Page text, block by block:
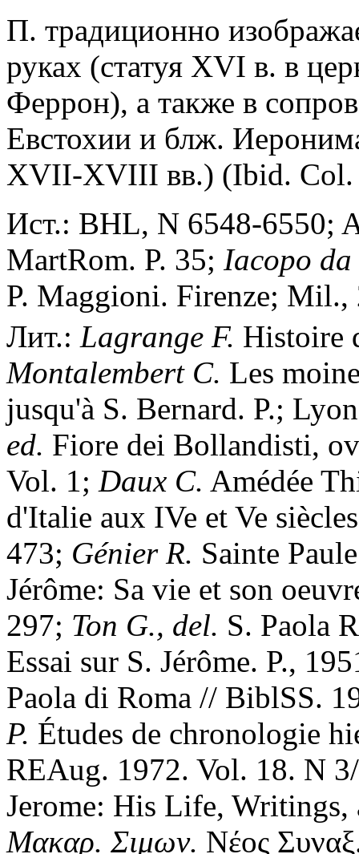
П. традиционно
руках (статуя XVI в. в
Феррон), а также в
Евстохии и блж.
XVII-XVIII вв.) (Ibid. Col.
Ист.: BHL, N 6548-6550;
MartRom. P. 35; Iacopo da
P. Maggioni. Firenze; Mil.,
Лит.: Lagrange F. Histoire
Montalembert C. Les
jusqu'à S. Bernard. P.;
ed. Fiore dei Bollandisti,
Vol. 1; Daux C. Amédée
d'Italie aux IVe et Ve
473; Génier R. Sainte
Jérôme: Sa vie et son
297; Ton G., del. S. Paola
Essai sur S. Jérôme. P.,
Paola di Roma // BiblSS.
P. Études de chronologie
REAug. 1972. Vol. 18. N
Jerome: His Life,
Μακαρ. Σιμων. Νέος